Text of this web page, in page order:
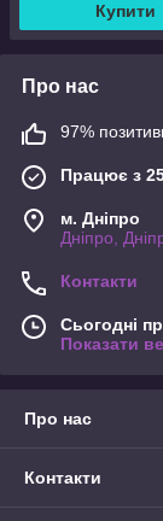
Купити
Про нас
97%
Працює з
м. Дніпро
Дніпро,
Контакти
Сьогодні
Показати
Про нас
Контакти